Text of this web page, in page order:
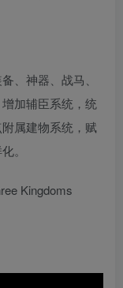
、神器、战马、
加辅臣系统，统
属建物系统，赋
。